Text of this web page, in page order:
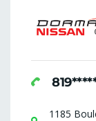
1185